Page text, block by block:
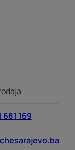
681 169